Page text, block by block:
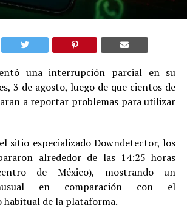
una interrupción parcial en su
3 de agosto, luego de que cientos de
a reportar problemas para utilizar
sitio especializado Downdetector, los
alrededor de las 14:25 horas
de México), mostrando un
en comparación con el
de la plataforma.